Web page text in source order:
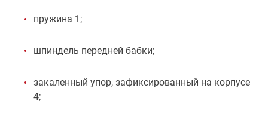
пружина 1;
шпиндель передней бабки;
закаленный упор, зафиксированный на корпусе
4;